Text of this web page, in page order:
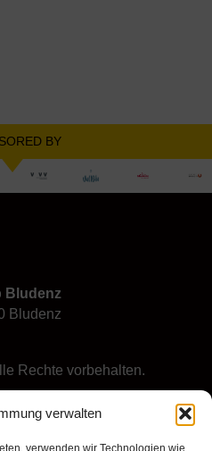
verwalten
verwenden wir Technologien wie
BY
Bludenz
Bludenz
Rechte vorbehalten.